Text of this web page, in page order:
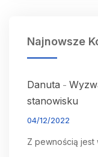
Najnowsze
Danuta -
stanowisku
04/12/2022
Z pewnością jest